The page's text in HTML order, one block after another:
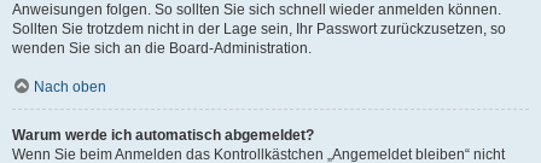
Anweisungen folgen. So sollten Sie sich schnell wieder anmelden können.
Sollten Sie trotzdem nicht in der Lage sein, Ihr Passwort zurückzusetzen, so
wenden Sie sich an die Board-Administration.
Nach oben
Warum werde ich automatisch abgemeldet?
Wenn Sie beim Anmelden das Kontrollkästchen „Angemeldet bleiben“ nicht